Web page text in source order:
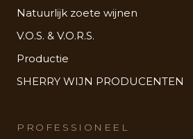
Natuurlijk zoete wijnen
V.O.S. & V.O.R.S.
Productie
SHERRY WIJN PRODUCENTEN
PROFESSIONEEL